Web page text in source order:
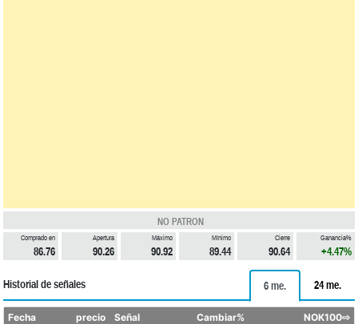
NO PATRON
Comprado en
86.76
Apertura
90.26
Máximo
90.92
Mínimo
89.44
Cierre
90.64
Ganancia%
+4.47%
Historial de señales 6 me. 24 me.
Fecha precio Señal Cambiar% NOK100⇨